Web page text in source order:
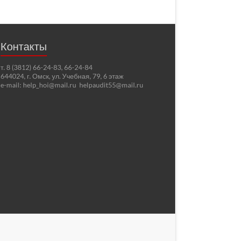
Контакты
т. 8 (3812) 66-24-83, 66-24-84
644024, г. Омск, ул. Учебная, 79, 6 этаж
e-mail: help_hoi@mail.ru helpaudit55@mail.ru